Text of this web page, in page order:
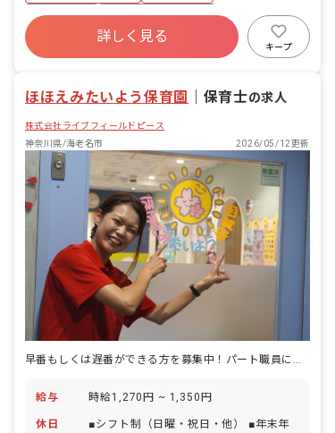
介助（アレルギー対応の確認など） ・保
護者様からの健康相談、育児相談への対
応 ・職員への保健・衛生知識の共有 ・
／職員4名 2歳児クラス 19名／職員4名
ス 20名／職員2名 5歳児クラス 20名
／職員2名 ※フリー4名、主任1名になり
ます。 ■保育理念（保育への想い・大切
にしていることなど） 「働く保護者を応
援します！」という考えのもと、子ども
だけではなく保護者のサポートも大切に
考えています。また、保護者の要望には
柔軟に対応しています。baby homeは体
験と主体性を大切に保育計画を考えてお
り、英語、リトミック、サッカー、スイ
ミングなど幼児教育を実践しています。
総床面積が493平米の園内では広々と保
育が行なえますよ！
正社員登用
ボーナス・賞与あり
寮・住宅・家賃補助あり
社会保険完備
残業少なめ
詳しく見る
キープ
ほほえみたいよう保育園 保育士の求人
株式会社ライブフィールドピース
神奈川県/海老名市
2026/05/12更新
早番もしくは遅番ができる方を募集中！パート職員にもプチボーナスあり♪
給与 時給1,270円 ~ 1,350円
休日
■シフト制（日曜・祝日・他） ■年末年